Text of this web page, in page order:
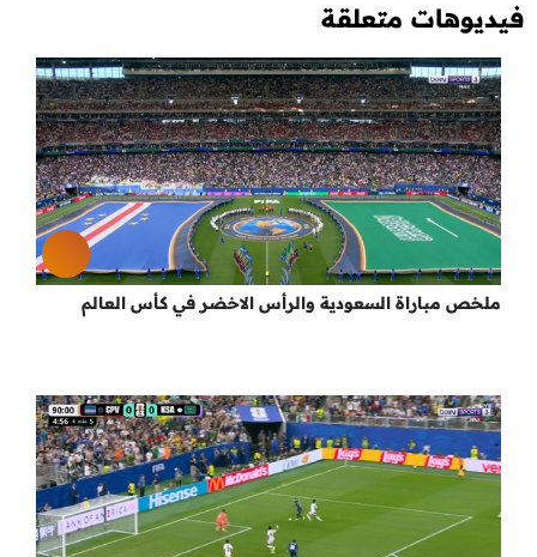
فيديوهات متعلقة
ملخص مباراة السعودية والرأس الاخضر في كأس العالم